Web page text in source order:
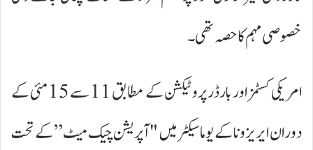
خصوصی مہم کا حصہ تھی۔
امریکی کسٹمز اور بارڈر پروٹیکشن کے مطابق 11 سے 15 مئی کے
دوران ایریزونا کے یوما سیکٹر میں "آپریشن چیک میٹ” کے تحت